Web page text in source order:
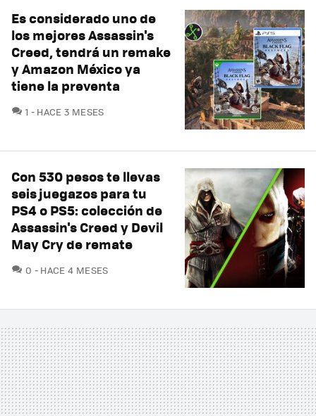
Es considerado uno de
los mejores Assassin's
Creed, tendrá un remake
y Amazon México ya
tiene la preventa
1 COMENTARIOS
HACE 3 MESES
Con 530 pesos te llevas
seis juegazos para tu
PS4 o PS5: colección de
Assassin's Creed y Devil
May Cry de remate
0 COMENTARIOS
HACE 4 MESES